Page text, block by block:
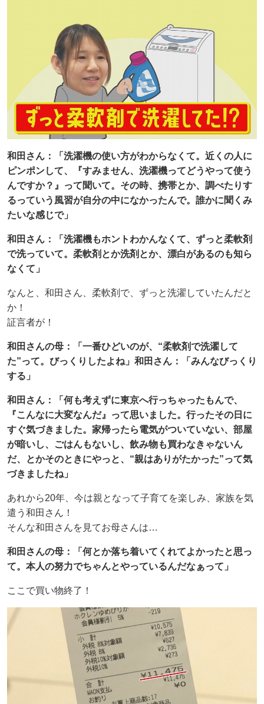
和田さん：「洗濯機の使い方がわからなくて。近くの人に
ピンポンして、『すみません、洗濯機ってどうやって使う
んですか？』って聞いて。その時、携帯とか、調べたりす
るっていう風習が自分の中になかったんで。誰かに聞くみ
たいな感じで」
和田さん：「洗濯機もホントわかんなくて、ずっと柔軟剤
で洗っていて。柔軟剤とか洗剤とか、漂白があるのも知ら
なくて」
なんと、和田さん、柔軟剤で、ずっと洗濯していたんだと
か！
証言者が！
和田さんの母：「一番ひどいのが、“柔軟剤で洗濯して
た”って。びっくりしたよね」和田さん：「みんなびっくり
する」
和田さん：「何も考えずに東京へ行っちゃったもんで、
『こんなに大変なんだ』って思いました。行ったその日に
すぐ気づきました。家帰ったら電気がついていない、部屋
が暗いし、ごはんもないし、飲み物も買わなきゃないん
だ、とかそのときにやっと、“親はありがたかった”って気
づきましたね」
あれから20年、今は親となって子育てを楽しみ、家族を気
遣う和田さん！
そんな和田さんを見てお母さんは…
和田さんの母：「何とか落ち着いてくれてよかったと思っ
て。本人の努力でちゃんとやっているんだなぁって」
ここで買い物終了！